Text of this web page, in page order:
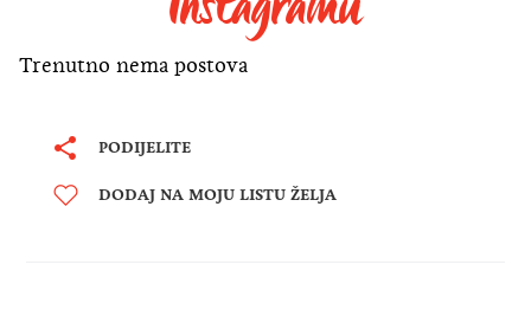
Trenutno nema postova
PODIJELITE
DODAJ NA MOJU LISTU ŽELJA